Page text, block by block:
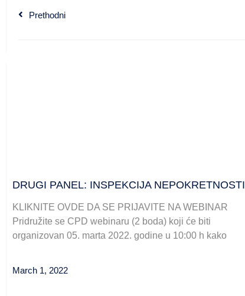
Prethodni
DRUGI PANEL: INSPEKCIJA NEPOKRETNOSTI
KLIKNITE OVDE DA SE PRIJAVITE NA WEBINAR
Pridružite se CPD webinaru (2 boda) koji će biti
organizovan 05. marta 2022. godine u 10:00 h kako
March 1, 2022